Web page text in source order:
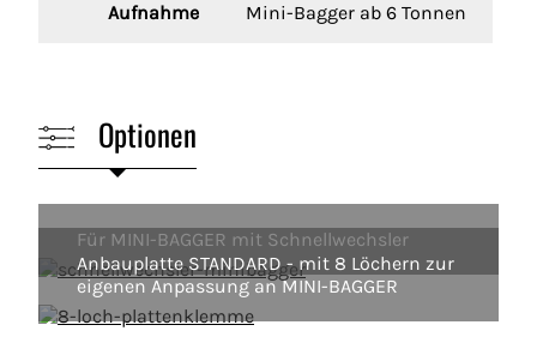
Aufnahme Mini-Bagger ab 6 Tonnen
Optionen
Für MINI-BAGGER mit Schnellwechsler
Anbauplatte STANDARD - mit 8 Löchern zur
eigenen Anpassung an MINI-BAGGER